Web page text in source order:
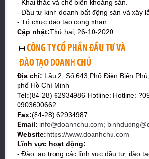
- Khai thác và chế biến khoáng sản.
- Đầu tư kinh doanh bất động sản và xây
- Tổ chức đào tạo công nhân.
Cập nhật:Thứ hai, 26-10-2020
CÔNG TY CỔ PHẦN ĐẦU TƯ VÀ
ĐÀO TẠO DOANH CHỦ
Địa chỉ: Lầu 2, Số 643,Phố Điện Biên
phố Hồ Chí Minh
Tel:(84-28) 62934986-Hotline: Hotline:
0903600662
Fax:(84-28) 62934987
Email: info@doanhchu.com;
Website:https://www.doanhchu.com
Lĩnh vực hoạt động:
- Đào tạo trong các lĩnh vực đầu tư, đào